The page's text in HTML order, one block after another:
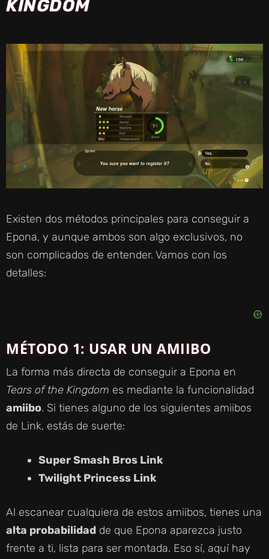
KINGDOM
Existen dos métodos principales para conseguir a
Epona, y aunque ambos son algo exclusivos, no
son complicados de entender. Vamos con los
detalles:
MÉTODO 1: USAR UN AMIIBO
La forma más directa de conseguir a Epona en
Tears of the Kingdom es mediante la funcionalidad
amiibo. Si tienes alguno de los siguientes amiibos
de Link, estás de suerte:
Super Smash Bros Link
Twilight Princess Link
Al escanear cualquiera de estos amiibos, tienes una
alta probabilidad de que Epona aparezca justo
frente a ti, lista para ser montada. Eso sí, aquí hay